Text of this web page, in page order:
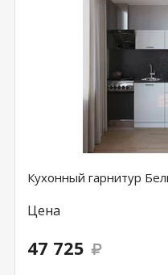
Кухонный гарнитур
Цена
47 725